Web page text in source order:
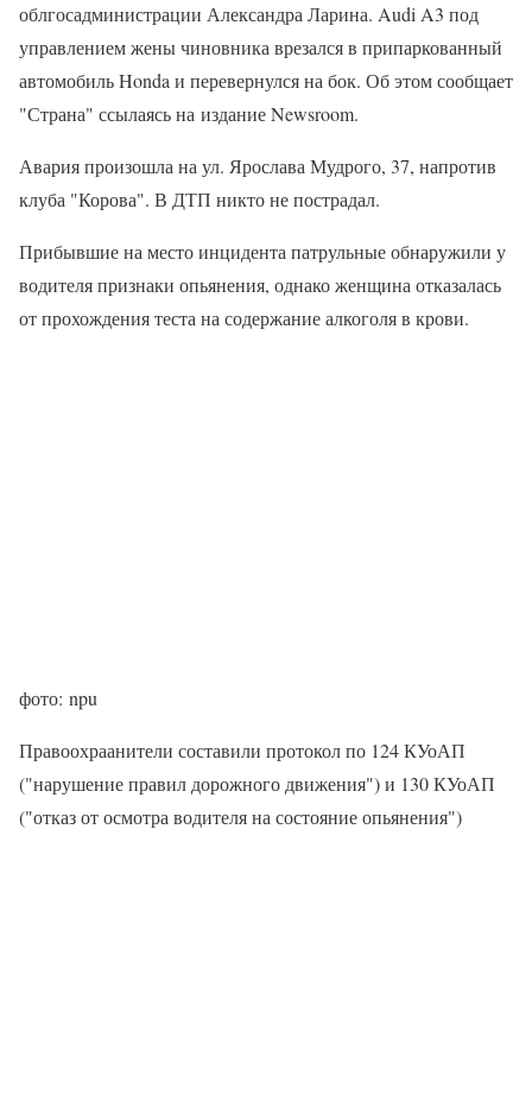
облгосадминистрации Александра Ларина. Audi A3 под
управлением жены чиновника врезался в припаркованный
автомобиль Honda и перевернулся на бок. Об этом сообщает
"Страна" ссылаясь на издание Newsroom.
Авария произошла на ул. Ярослава Мудрого, 37, напротив
клуба "Корова". В ДТП никто не пострадал.
Прибывшие на место инцидента патрульные обнаружили у
водителя признаки опьянения, однако женщина отказалась
от прохождения теста на содержание алкоголя в крови.
фото: npu
Правоохраанители составили протокол по 124 КУоАП
("нарушение правил дорожного движения") и 130 КУоАП
("отказ от осмотра водителя на состояние опьянения")